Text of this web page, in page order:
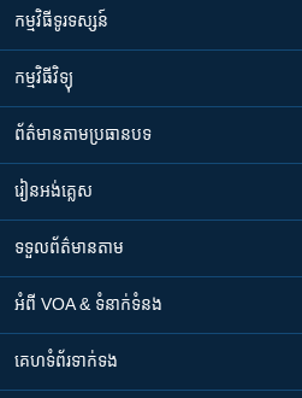
កម្មវិធី​ទូរទស្សន៍
កម្មវិធី​វិទ្យុ
ព័ត៌មាន​តាមប្រធានបទ​
រៀន​​អង់គ្លេស
ទទួល​ព័ត៌មាន​តាម
អំពី​ VOA & ទំនាក់ទំនង
គេហទំព័រ​​ទាក់ទង